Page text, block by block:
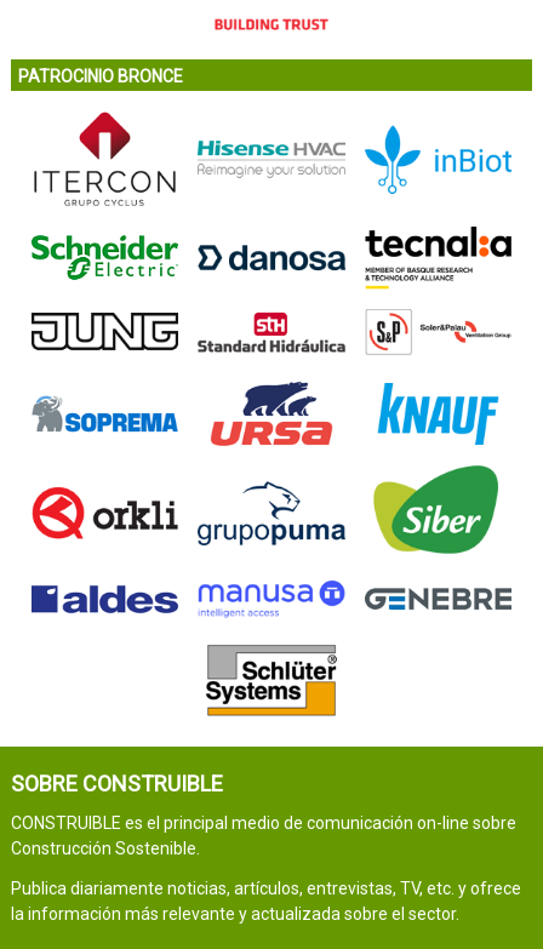
PATROCINIO BRONCE
SOBRE CONSTRUIBLE
CONSTRUIBLE es el principal medio de comunicación on-line sobre
Construcción Sostenible.
Publica diariamente noticias, artículos, entrevistas, TV, etc. y ofrece
la información más relevante y actualizada sobre el sector.